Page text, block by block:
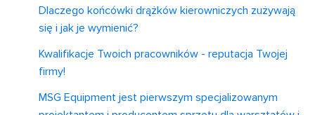
Dlaczego końcówki drążków kierowniczych zużywają
się i jak je wymienić?
Kwalifikacje Twoich pracowników - reputacja Twojej
firmy!
MSG Equipment jest pierwszym specjalizowanym